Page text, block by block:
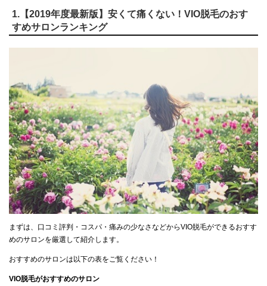
1.【2019年度最新版】安くて痛くない！VIO脱毛のおす
すめサロンランキング
まずは、口コミ評判・コスパ・痛みの少なさなどからVIO脱毛ができるおすす
めのサロンを厳選して紹介します。
おすすめのサロンは以下の表をご覧ください！
VIO脱毛がおすすめのサロン